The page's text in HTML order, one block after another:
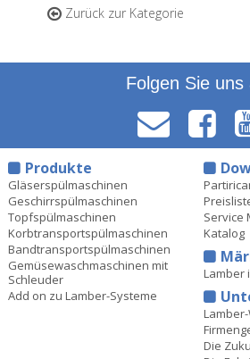
Zurück zur Kategorie
Folgen Sie uns
Produkte
Gläserspülmaschinen
Geschirrspülmaschinen
Topfspülmaschinen
Korbtransportspülmaschinen
Bandtransportspülmaschinen
Gemüsewaschmaschinen mit
Schleuder
Add on zu Lamber-Systeme
Service
Katalog
Lamber
Die